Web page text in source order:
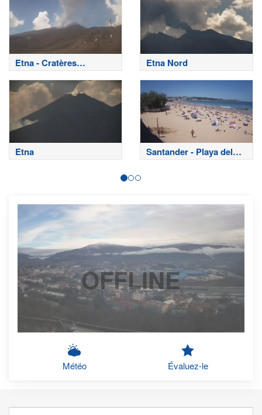
Etna - Cratères
sommitaux
Etna Nord
Etna
Santander - Playa del
Sardinero
OFFLINE
Météo Évaluez-le